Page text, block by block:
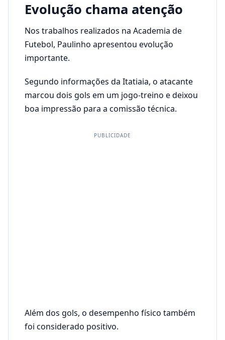
Evolução chama atenção
Nos trabalhos realizados na Academia de
Futebol, Paulinho apresentou evolução
importante.
Segundo informações da Itatiaia, o atacante
marcou dois gols em um jogo-treino e deixou
boa impressão para a comissão técnica.
PUBLICIDADE
Além dos gols, o desempenho físico também
foi considerado positivo.